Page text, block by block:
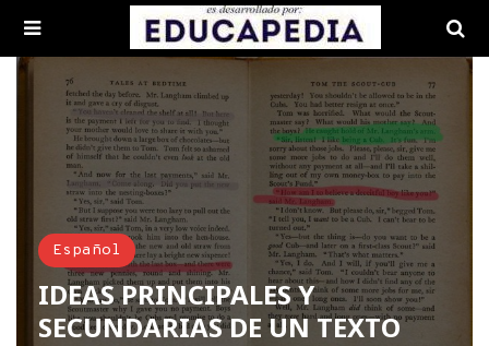
Español
IDEAS PRINCIPALES Y
SECUNDARIAS DE UN TEXTO